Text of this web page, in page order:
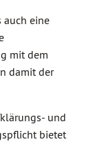
auch eine
mit dem
damit der
und
bietet